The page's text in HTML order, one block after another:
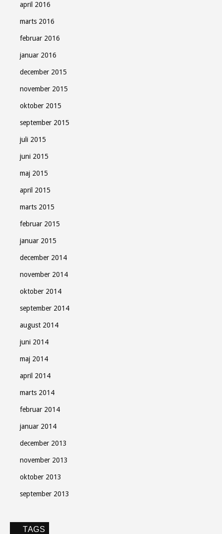
april 2016
marts 2016
februar 2016
januar 2016
december 2015
november 2015
oktober 2015
september 2015
juli 2015
juni 2015
maj 2015
april 2015
marts 2015
februar 2015
januar 2015
december 2014
november 2014
oktober 2014
september 2014
august 2014
juni 2014
maj 2014
april 2014
marts 2014
februar 2014
januar 2014
december 2013
november 2013
oktober 2013
september 2013
TAGS